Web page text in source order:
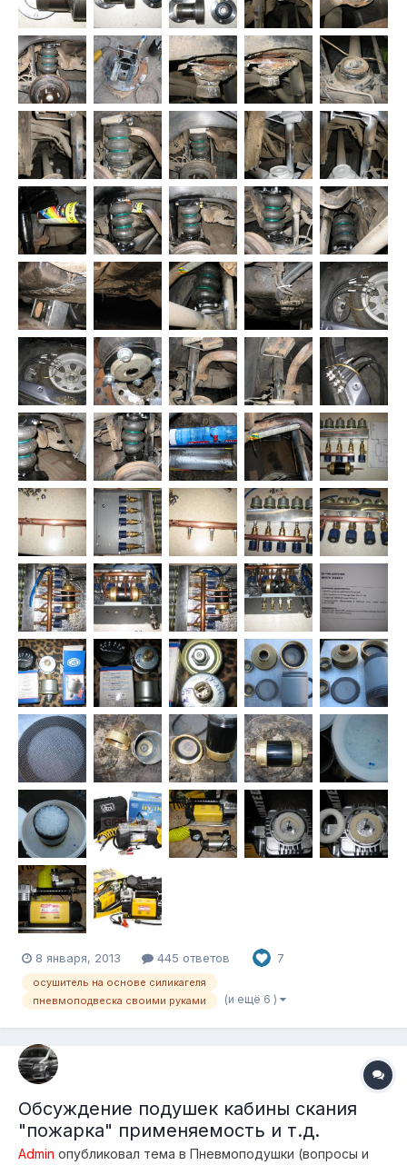
8 января, 2013 445 ответов 7
осушитель на основе силикагеля
пневмоподвеска своими руками
(и ещё 6 )
Обсуждение подушек кабины скания
"пожарка" применяемость и т.д.
Admin опубликовал тема в Пневмоподушки (вопросы и